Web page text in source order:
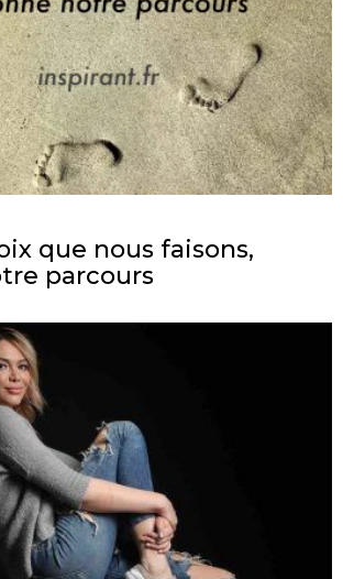
que nous faisons,
parcours